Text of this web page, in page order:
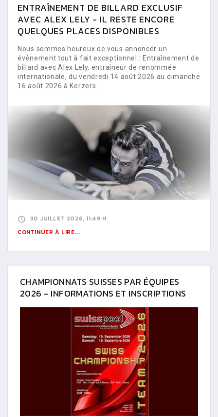
ENTRAÎNEMENT DE BILLARD EXCLUSIF
AVEC ALEX LELY - IL RESTE ENCORE
QUELQUES PLACES DISPONIBLES
Nous sommes heureux de vous annoncer un
événement tout à fait exceptionnel : Entraînement de
billard avec Alex Lely, entraîneur de renommée
internationale, du vendredi 14 août 2026 au dimanche
16 août 2026 à Kerzers.
30 JUILLET 2026, 11:49 H
CONTINUER À LIRE...
CHAMPIONNATS SUISSES PAR ÉQUIPES
2026 - INFORMATIONS ET INSCRIPTIONS